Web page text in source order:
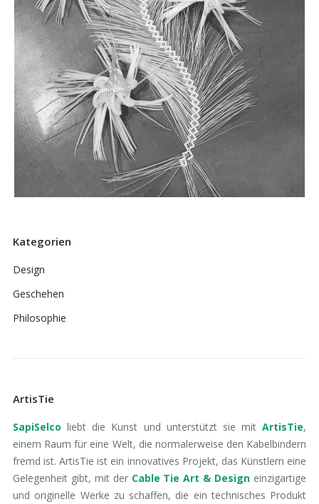
Kategorien
Design
Geschehen
Philosophie
ArtisTie
SapiSelco liebt die Kunst und unterstützt sie mit ArtisTie,
einem Raum für eine Welt, die normalerweise den Kabelbindern
fremd ist. ArtisTie ist ein innovatives Projekt, das Künstlern eine
Gelegenheit gibt, mit der Cable Tie Art & Design einzigartige
und originelle Werke zu schaffen, die ein technisches Produkt